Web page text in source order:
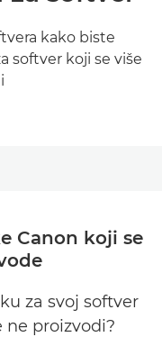
kako biste
softver koji se više
Canon koji se
za svoj softver
ne proizvodi?